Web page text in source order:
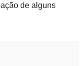
de alguns